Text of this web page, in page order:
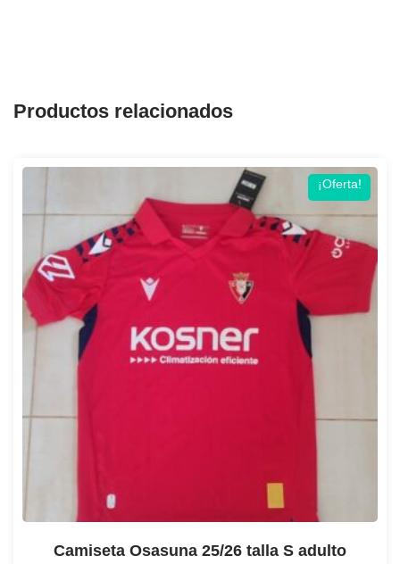
Productos relacionados
¡Oferta!
Camiseta Osasuna 25/26 talla S adulto